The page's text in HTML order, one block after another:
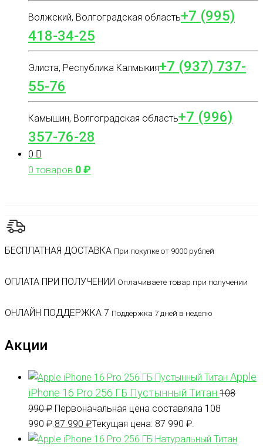
Волжский, Волгоградская область+7 (995)
418-34-25
Элиста, Республика Калмыкия+7 (937) 737-
55-76
Камышин, Волгоградская область+7 (996)
357-76-28
0
0 товаров 0₽
БЕСПЛАТНАЯ ДОСТАВКА При покупке от 9000 рублей
ОПЛАТА ПРИ ПОЛУЧЕНИИ Оплачиваете товар при получении
ОНЛАЙН ПОДДЕРЖКА 7 Поддержка 7 дней в неделю
Акции
Apple
iPhone 16 Pro 256 ГБ Пустынный Титан 108
990₽ Первоначальная цена составляла 108
990 ₽. 87 990 ₽Текущая цена: 87 990 ₽.